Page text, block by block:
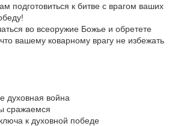
подготовиться к битве с врагом ваших
во всеоружие Божье и обретете
вашему коварному врагу не избежать
духовная война
сражаемся
к духовной победе